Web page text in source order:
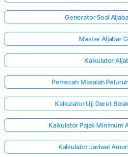
Generator Soal
Master Aljabar
Kalkulator
Pemecah Masalah
Kalkulator Uji Deret
Kalkulator Pajak Minimum
Kalkulator Jadwal